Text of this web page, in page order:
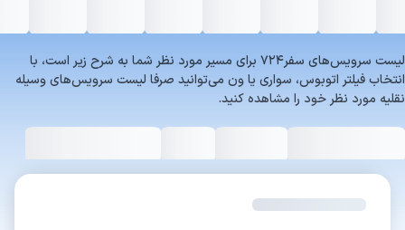
لیست سرویس‌های سفر۷۲۴ برای مسیر مورد نظر شما به شرح زیر است، با
انتخاب فیلتر اتوبوس، سواری یا ون می‌توانید صرفا لیست سرویس‌های وسیله
نقلیه مورد نظر خود را مشاهده کنید.